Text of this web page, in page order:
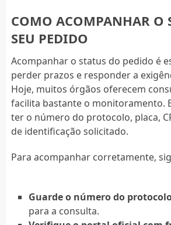
COMO ACOMPANHAR O
SEU PEDIDO
Acompanhar o status do pedido é
perder prazos e responder a
Hoje, muitos órgãos oferecem
facilita bastante o monitoramento.
ter o número do protocolo, placa,
de identificação solicitado.
Para acompanhar corretamente,
Guarde o número do
para a consulta.